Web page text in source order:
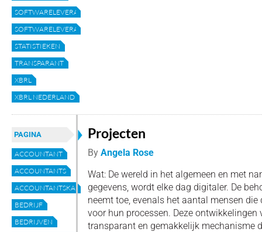
SOFTWARELEVERANCIER
SOFTWARELEVERANCIERS
STATISTIEKEN
TRANSPARANT
XBRL
XBRL NEDERLAND
PAGINA
ACCOUNTANT
ACCOUNTANTS
ACCOUNTANTSKANTOREN
BEDRIJF
BEDRIJVEN
Projecten
By Angela Rose
Wat: De wereld in het algemeen en met
gegevens, wordt elke dag digitaler. De
neemt toe, evenals het aantal mensen die
voor hun processen. Deze ontwikkelingen
transparant en gemakkelijk mechanisme